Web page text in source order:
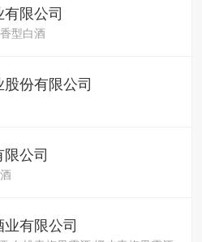
限公司
型白酒
份有限公司
公司
有限公司